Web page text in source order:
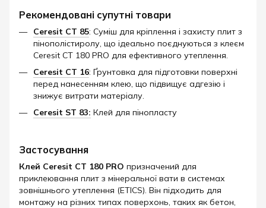
Рекомендовані супутні товари
Ceresit CT 85: Суміш для кріплення і захисту плит з
пінополістиролу, що ідеально поєднуються з клеєм
Ceresit CT 180 PRO для ефективного утеплення.
Ceresit CT 16: Ґрунтовка для підготовки поверхні
перед нанесенням клею, що підвищує адгезію і
знижує витрати матеріалу.
Ceresit ST 83: Клей для пінопласту
Застосування
Клей Ceresit CT 180 PRO призначений для
приклеювання плит з мінеральної вати в системах
зовнішнього утеплення (ETICS). Він підходить для
монтажу на різних типах поверхонь, таких як бетон,